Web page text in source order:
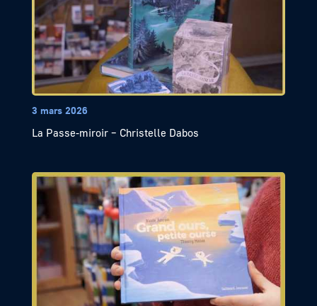
3 mars 2026
La Passe-miroir – Christelle Dabos